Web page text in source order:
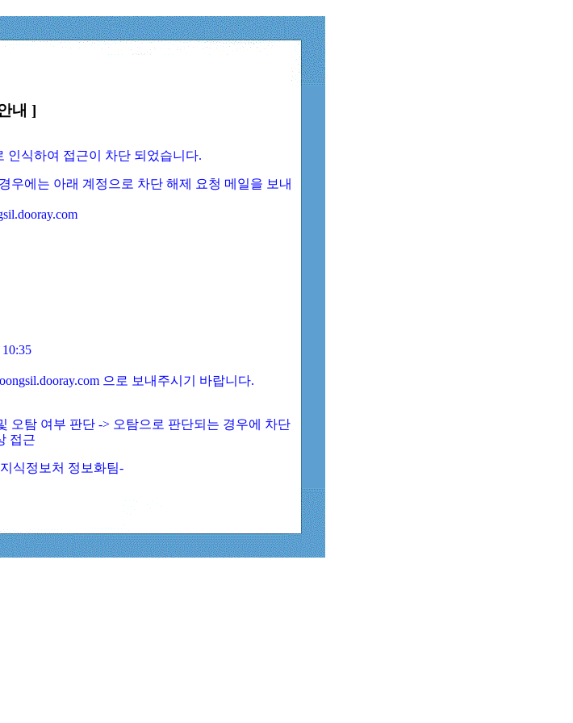
내 ]
인식하여 접근이 차단 되었습니다.
우에는 아래 계정으로 차단 해제 요청 메일을 보내
으로 보내주시기 바랍니다.
오탐 여부 판단 -> 오탐으로 판단되는 경우에 차단
접근
식정보처 정보화팀-